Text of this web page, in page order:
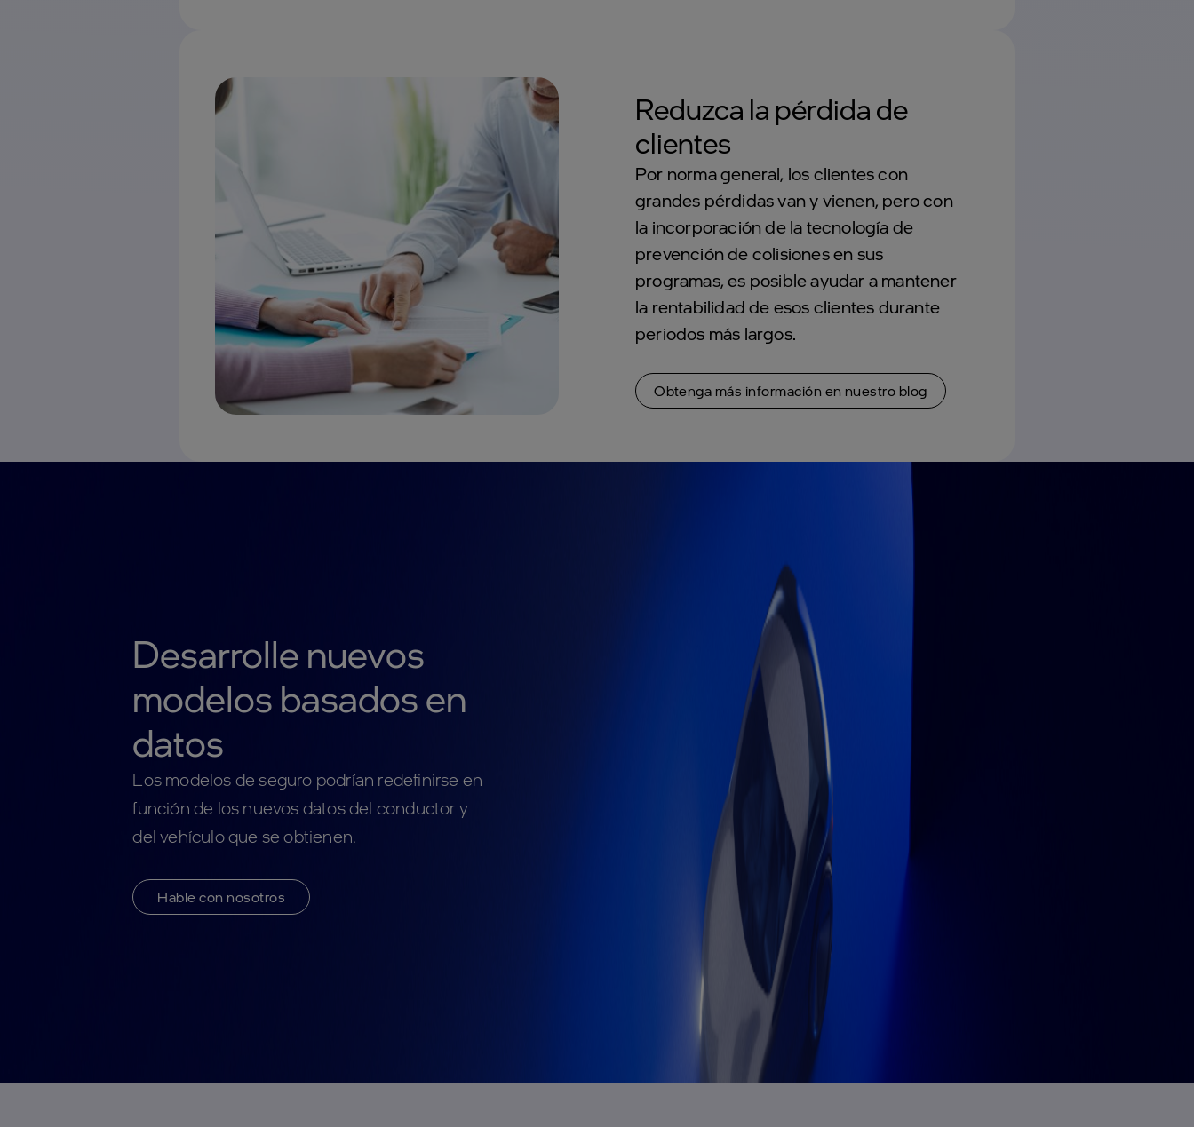
Reduzca la pérdida de
clientes
Por norma general, los clientes con
grandes pérdidas van y vienen, pero con
la incorporación de la tecnología de
prevención de colisiones en sus
programas, es posible ayudar a mantener
la rentabilidad de esos clientes durante
periodos más largos.
Obtenga más información en nuestro blog
Desarrolle nuevos
modelos basados en
datos
Los modelos de seguro podrían redefinirse en
función de los nuevos datos del conductor y
del vehículo que se obtienen.
Hable con nosotros